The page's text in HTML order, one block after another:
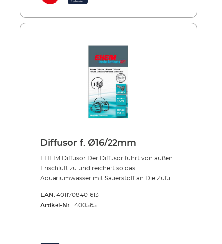
Diffusor f. Ø16/22mm
EHEIM Diffusor Der Diffusor führt von außen
Frischluft zu und reichert so das
Aquariumwasser mit Sauerstoff an.Die Zufuhr
bepflanzten Aquarien oder solchen mit
starkem Fischbesatz zu empfehlen.
EAN: 4011708401613
Artikel-Nr.: 4005651